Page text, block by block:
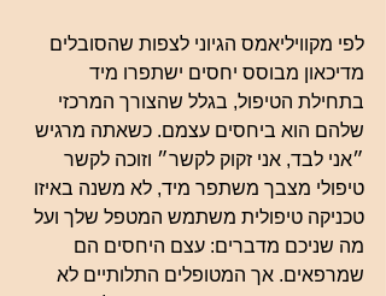
לפי מקוויליאמס הגיוני לצפות שהסובלים
מדיכאון מבוסס יחסים ישתפרו מיד
בתחילת הטיפול, בגלל שהצורך המרכזי
שלהם הוא ביחסים עצמם. כשאתה מרגיש
״אני לבד, אני זקוק לקשר״ וזוכה לקשר
טיפולי מצבך משתפר מיד, לא משנה באיזו
טכניקה טיפולית משתמש המטפל שלך ועל
מה שניכם מדברים: עצם היחסים הם
שמרפאים. אך המטופלים התלותיים לא